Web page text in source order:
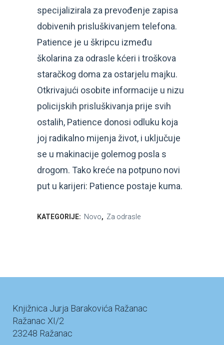
specijalizirala za prevođenje zapisa
dobivenih prisluškivanjem telefona.
Patience je u škripcu između
školarina za odrasle kćeri i troškova
staračkog doma za ostarjelu majku.
Otkrivajući osobite informacije u nizu
policijskih prisluškivanja prije svih
ostalih, Patience donosi odluku koja
joj radikalno mijenja život, i uključuje
se u makinacije golemog posla s
drogom. Tako kreće na potpuno novi
put u karijeri: Patience postaje kuma.
KATEGORIJE: Novo, Za odrasle
Knjižnica Jurja Barakovića Ražanac
Ražanac XI/2
23248 Ražanac